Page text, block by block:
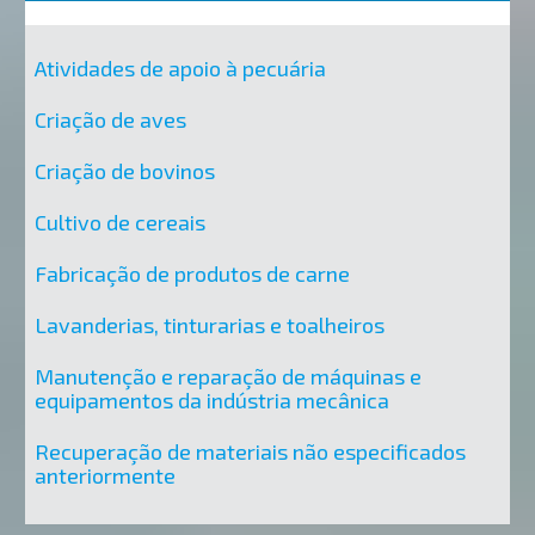
Atividades de apoio à pecuária
Criação de aves
Criação de bovinos
Cultivo de cereais
Fabricação de produtos de carne
Lavanderias, tinturarias e toalheiros
Manutenção e reparação de máquinas e
equipamentos da indústria mecânica
Recuperação de materiais não especificados
anteriormente